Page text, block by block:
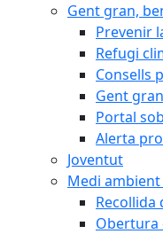
Gent gran,
Prevenir
Refugi
Consells
Gent
Portal
Alerta
Joventut
Medi
Recollida
Obertura